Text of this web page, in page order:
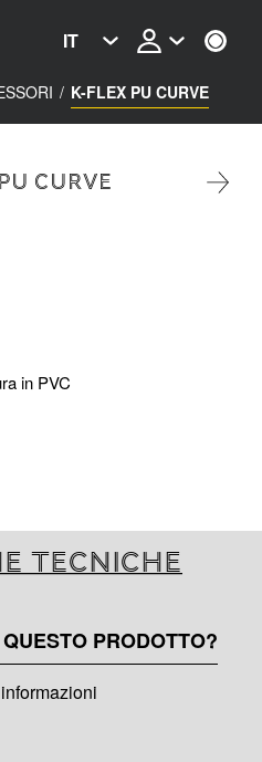
IT
/ K-FLEX PU CURVE
CURVE
in PVC
tecniche
PRODOTTO?